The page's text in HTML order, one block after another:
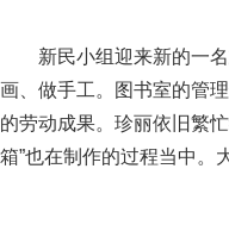
新民小组迎来新的一
画、做手工。图书室的管
的劳动成果。珍丽依旧繁
箱”也在制作的过程当中。